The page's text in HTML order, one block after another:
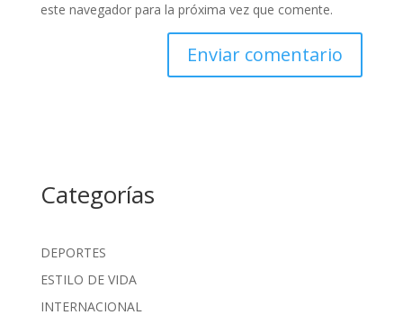
este navegador para la próxima vez que comente.
Categorías
DEPORTES
ESTILO DE VIDA
INTERNACIONAL